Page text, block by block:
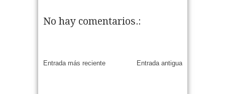
No hay comentarios.:
Entrada más reciente Entrada antigua